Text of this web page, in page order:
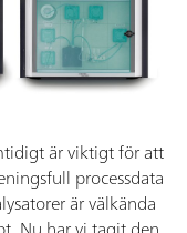
är viktigt för att
processdata
är välkända